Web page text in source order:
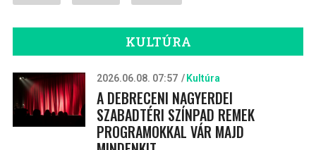
KULTÚRA
2026.06.08. 07:57 Kultúra
A DEBRECENI NAGYERDEI
SZABADTÉRI SZÍNPAD REMEK
PROGRAMOKKAL VÁR MAJD